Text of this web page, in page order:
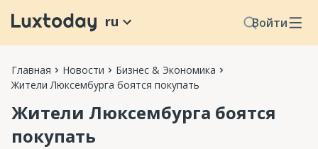
Войти
ru
Главная Новости
Бизнес & Экономика
Жители Люксембурга боятся покупать
Жители Люксембурга боятся
покупать